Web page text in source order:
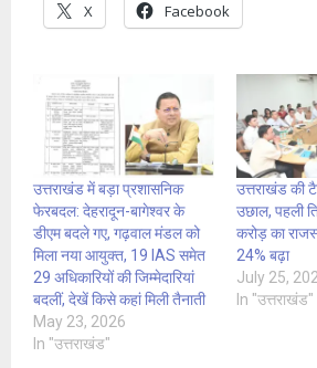
X Facebook
उत्तराखंड में बड़ा प्रशासनिक
फेरबदल: देहरादून-बागेश्वर के
डीएम बदले गए, गढ़वाल मंडल को
मिला नया आयुक्त, 19 IAS समेत
29 अधिकारियों की जिम्मेदारियां
बदलीं, देखें किसे कहां मिली तैनाती
May 23, 2026
In "उत्तराखंड"
उत्तराखंड की
उछाल, पहली
करोड़ का
24% बढ़ा
July 25,
In "उत्तराखंड"